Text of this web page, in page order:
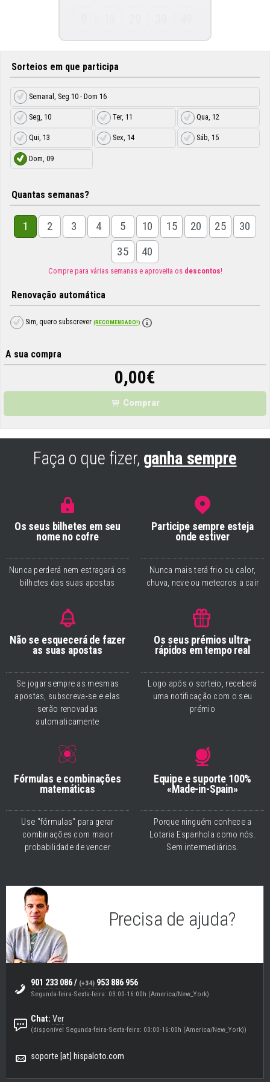
Sorteios em que participa
Semanal, Seg 10 - Dom 16
Seg, 10 Ter, 11 Qua, 12
Qui, 13 Sex, 14 Sáb, 15
Dom, 09
Quantas semanas?
1 2 3 4 5 10 15 20 25
30
35
40
Compre para várias semanas e aproveita os descontos!
Renovação automática
Sim, quero subscrever(RECOMENDADO!)
A sua compra
0,00€
Comprar
Faça o que fizer, ganha sempre
Os seus bilhetes em seu
nome no cofre
Nunca perderá nem estragará os
bilhetes das suas apostas
Participe sempre esteja
onde estiver
Nunca mais terá frio ou calor,
chuva, neve ou meteoros a cair
Não se esquecerá de fazer
as suas apostas
Se jogar sempre as mesmas
apostas, subscreva-se e elas
serão renovadas
automaticamente
Os seus prémios ultra-
rápidos em tempo real
Logo após o sorteio, receberá
uma notificação com o seu
prémio
Fórmulas e combinações
matemáticas
Use "fórmulas" para gerar
combinações com maior
probabilidade de vencer
Equipe e suporte 100%
«Made-in-Spain»
Porque ninguém conhece a
Lotaria Espanhola como nós.
Sem intermediários.
Precisa de ajuda?
901 233 086/ (+34) 953 886 956
Segunda-feira-Sexta-feira: 03:00-16:00h (America/New_York)
Chat: Ver
(disponível Segunda-feira-Sexta-feira: 03:00-16:00h (America/New_York))
soporte [at] hispaloto.com